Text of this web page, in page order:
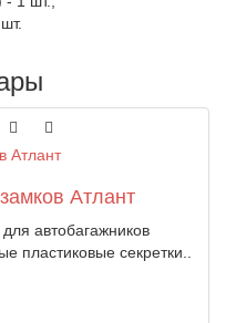
Атлант
автобагажников
секретки..